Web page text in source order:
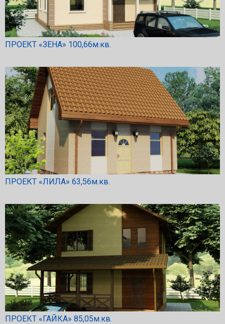
ПРОЕКТ «ЗЕНА» 100,66м.кв.
ПРОЕКТ «ЛИЛА» 63,56м.кв.
ПРОЕКТ «ГАЙКА» 85,05м.кв.